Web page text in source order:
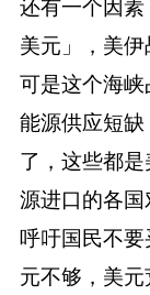
还有一个因
美元」，美
可是这个海
能源供应短
了，这些都
源进口的各
呼吁国民不
元不够，美